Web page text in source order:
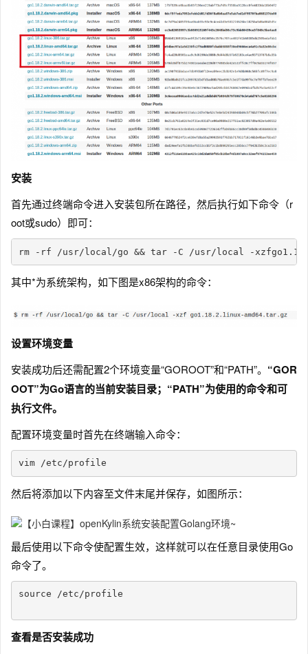
安装
首先通过终端命令进入安装包所在路径，然后执行如下命令（r
oot或sudo）即可：
rm -rf /usr/local/go && tar -C /usr/local -
其中*为系统架构，如下图是x86架构的命令：
设置环境变量
安装成功后还需配置2个环境变量“GOROOT”和“PATH”。 “GOR
OOT”为Go语言的当前安装目录；“PATH”为使用的命令和可
执行文件。
配置环境变量时首先在终端输入命令：
vim /etc/profile
然后将添加以下内容至文件末尾并保存，如图所示：
最后使用以下命令使配置生效，这样就可以在任意目录使用Go
命令了。
source /etc/profile
查看是否安装成功